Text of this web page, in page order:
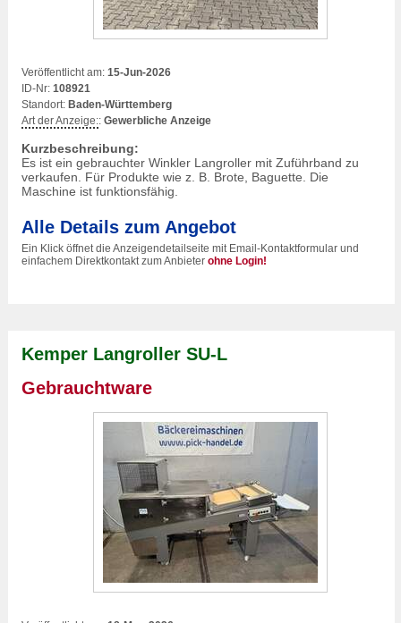
Veröffentlicht am: 15-Jun-2026
ID-Nr: 108921
Standort: Baden-Württemberg
Art der Anzeige:: Gewerbliche Anzeige
Kurzbeschreibung:
Es ist ein gebrauchter Winkler Langroller mit Zuführband zu
verkaufen. Für Produkte wie z. B. Brote, Baguette. Die
Maschine ist funktionsfähig.
Alle Details zum Angebot
Ein Klick öffnet die Anzeigendetailseite mit Email-Kontaktformular und
einfachem Direktkontakt zum Anbieter ohne Login!
Kemper Langroller SU-L
Gebrauchtware